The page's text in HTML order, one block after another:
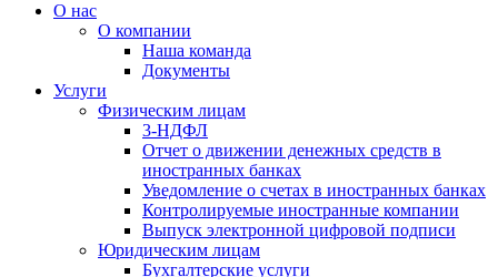
О нас
О компании
Наша команда
Документы
Услуги
Физическим лицам
3-НДФЛ
Отчет о движении денежных средств в
иностранных банках
Уведомление о счетах в иностранных банках
Контролируемые иностранные компании
Выпуск электронной цифровой подписи
Юридическим лицам
Бухгалтерские услуги